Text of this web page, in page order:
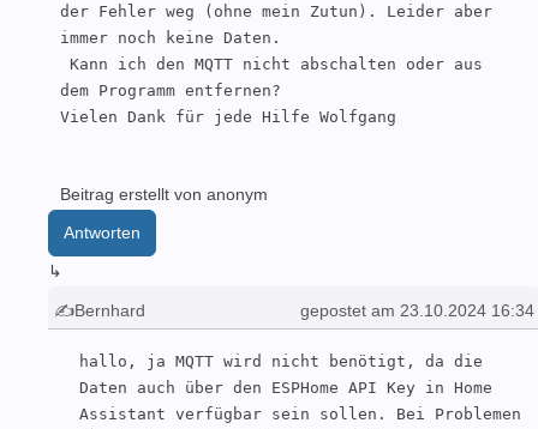
der Fehler weg (ohne mein Zutun). Leider aber
immer noch keine Daten.
dem Programm entfernen?
Vielen Dank für jede Hilfe Wolfgang
Beitrag erstellt von anonym
Antworten
↳
✍Bernhard gepostet am 23.10.2024 16:34
hallo, ja MQTT wird nicht benötigt, da die
Daten auch über den ESPHome API Key in Home
Assistant verfügbar sein sollen. Bei Problemen